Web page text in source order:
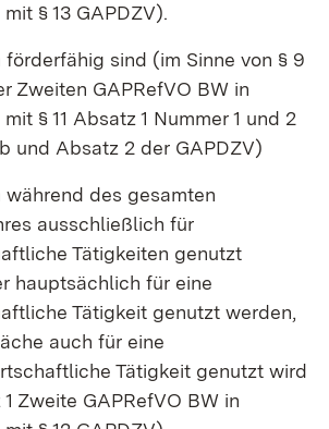
§ 13 GAPDZV).
förderfähig sind (im Sinne von § 9
Zweiten GAPRefVO BW in
§ 11 Absatz 1 Nummer 1 und 2
und Absatz 2 der GAPDZV)
während des gesamten
ausschließlich für
Tätigkeiten genutzt
hauptsächlich für eine
Tätigkeit genutzt werden,
auch für eine
Tätigkeit genutzt wird
Zweite GAPRefVO BW in